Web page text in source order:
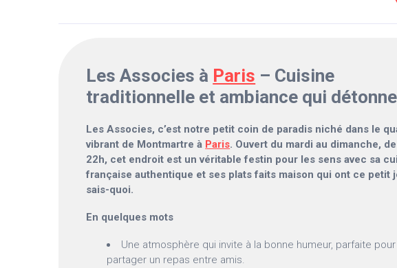
Les Associes à Paris – Cuisine
traditionnelle et ambiance qui détonne
Les Associes, c’est notre petit coin de paradis niché dans le
vibrant de Montmartre à Paris. Ouvert du mardi au dimanche,
22h, cet endroit est un véritable festin pour les sens avec sa
française authentique et ses plats faits maison qui ont ce petit
sais-quoi.
En quelques mots
Une atmosphère qui invite à la bonne humeur, parfaite pour
partager un repas entre amis.